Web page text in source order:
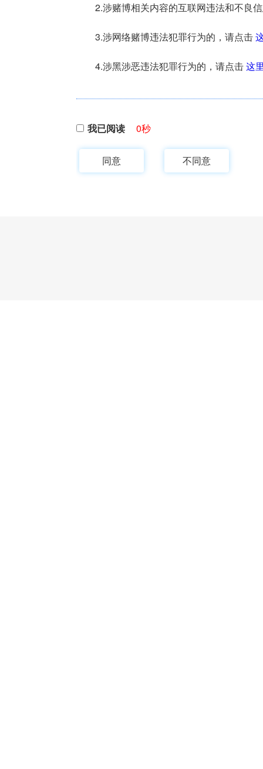
2.涉赌博相关内容的互联网违法和不良
3.涉网络赌博违法犯罪行为的，请点击
4.涉黑涉恶违法犯罪行为的，请点击这
我已阅读 0秒
同意 不同意